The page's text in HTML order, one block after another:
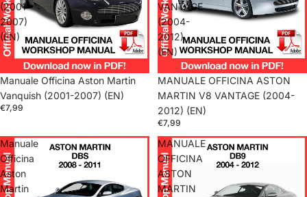
(2001-
2007)
(EN)
Manuale Officina Aston Martin
Vanquish (2001-2007) (EN)
€7,99
VANTAGE
(2004-
2012)
(EN)
MANUALE OFFICINA ASTON
MARTIN V8 VANTAGE (2004-
2012) (EN)
€7,99
Manuale
Officina
Aston
Martin
MANUALE
OFFICINA
ASTON
MARTIN